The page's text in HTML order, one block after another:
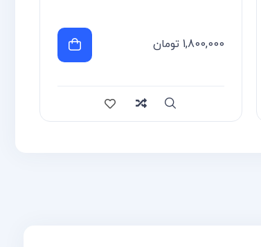
1,800,000 تومان
مقایسه